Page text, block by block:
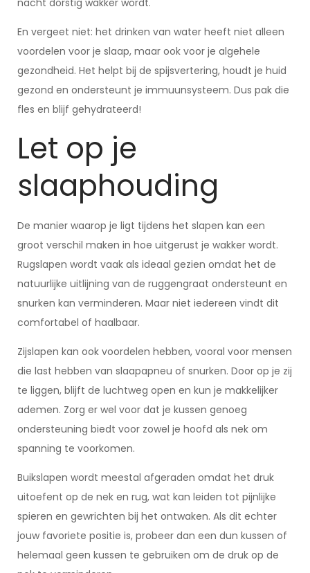
nacht dorstig wakker wordt.
En vergeet niet: het drinken van water heeft niet alleen
voordelen voor je slaap, maar ook voor je algehele
gezondheid. Het helpt bij de spijsvertering, houdt je huid
gezond en ondersteunt je immuunsysteem. Dus pak die
fles en blijf gehydrateerd!
Let op je
slaaphouding
De manier waarop je ligt tijdens het slapen kan een
groot verschil maken in hoe uitgerust je wakker wordt.
Rugslapen wordt vaak als ideaal gezien omdat het de
natuurlijke uitlijning van de ruggengraat ondersteunt en
snurken kan verminderen. Maar niet iedereen vindt dit
comfortabel of haalbaar.
Zijslapen kan ook voordelen hebben, vooral voor mensen
die last hebben van slaapapneu of snurken. Door op je zij
te liggen, blijft de luchtweg open en kun je makkelijker
ademen. Zorg er wel voor dat je kussen genoeg
ondersteuning biedt voor zowel je hoofd als nek om
spanning te voorkomen.
Buikslapen wordt meestal afgeraden omdat het druk
uitoefent op de nek en rug, wat kan leiden tot pijnlijke
spieren en gewrichten bij het ontwaken. Als dit echter
jouw favoriete positie is, probeer dan een dun kussen of
helemaal geen kussen te gebruiken om de druk op de